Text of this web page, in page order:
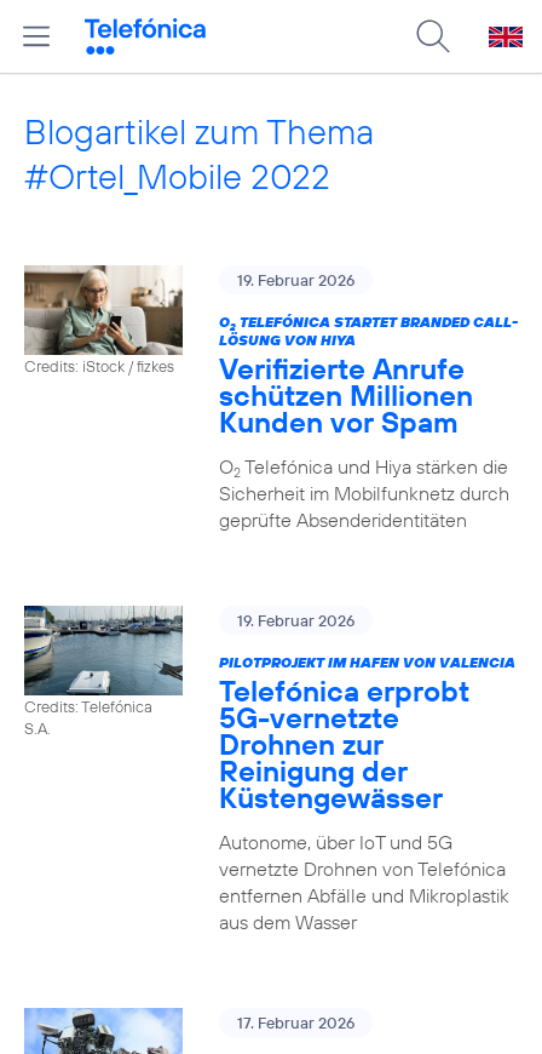
Blogartikel zum Thema
#Ortel_Mobile 2022
Credits: iStock / fizkes
19. Februar 2026
O2TELEFÓNICA STARTET BRANDED CALL-
LÖSUNG VON HIYA
Verifizierte Anrufe
schützen Millionen
Kunden vor Spam
O2Telefónica und Hiya stärken die
Sicherheit im Mobilfunknetz durch
geprüfte Absenderidentitäten
Credits: Telefónica
S.A.
19. Februar 2026
PILOTPROJEKT IM HAFEN VON VALENCIA
Telefónica erprobt
5G-vernetzte
Drohnen zur
Reinigung der
Küstengewässer
Autonome, über IoT und 5G
vernetzte Drohnen von Telefónica
entfernen Abfälle und Mikroplastik
aus dem Wasser
17. Februar 2026